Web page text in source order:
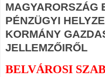
MAGYARORSZÁG
PÉNZÜGYI
KORMÁNY
JELLEMZŐIRŐL
BELVÁROSI